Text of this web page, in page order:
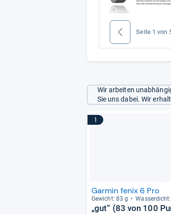
zurück Seite 1 von
Wir arbeiten
Sie uns dabei. Wir
1
Garmin fenix 6 Pro
Gewicht: 83 g
„gut“ (83 von 100